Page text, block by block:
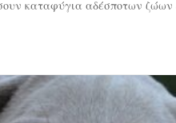
καταφύγια αδέσποτων